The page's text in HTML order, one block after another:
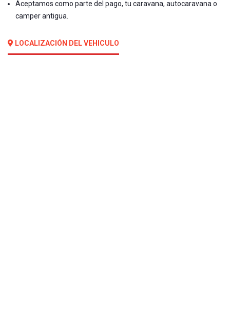
Aceptamos como parte del pago, tu caravana, autocaravana o
camper antigua.
LOCALIZACIÓN DEL VEHICULO